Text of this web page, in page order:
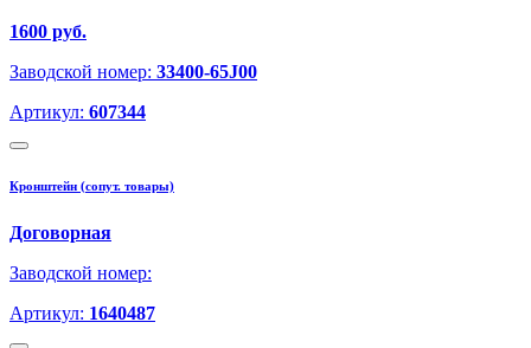
1600 руб.
Заводской номер: 33400-65J00
Артикул: 607344
Кронштейн (сопут. товары)
Договорная
Заводской номер:
Артикул: 1640487